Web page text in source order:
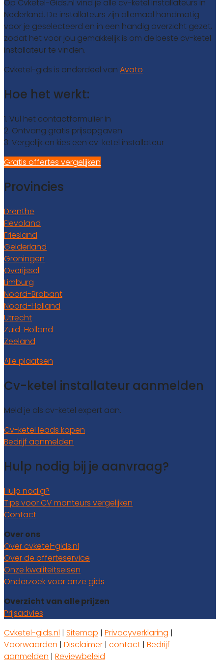
Op Cvketel-Gids.nl vind je alle cv-ketel installateurs in
Nederland. De installateurs zijn allemaal handmatig
voor je geselecteerd en in een handig overzicht gezet,
zodat het voor jou gemakkelijk is om de beste cv-ketel
installateur te vinden.
Cvketel-gids is onderdeel van Avato
Hoe het werkt:
1. Vul het contactformulier in
2. Ontvang gratis prijsopgaven
3. Vergelijk en kies een cv-ketel installateur
Gratis offertes vergelijken
Provincies
Drenthe
Flevoland
Friesland
Gelderland
Groningen
Overijssel
Limburg
Noord-Brabant
Noord-Holland
Utrecht
Zuid-Holland
Zeeland
Alle plaatsen
Cv-ketel installateur aanmelden
Meld je als cv-ketel expert aan.
Cv-ketel leads kopen
Bedrijf aanmelden
Hulp nodig bij je aanvraag?
Hulp nodig?
Tips voor CV monteurs vergelijken
Contact
Over ons
Over cvketel-gids.nl
Over de offerteservice
Onze kwaliteitseisen
Onderzoek voor onze gids
Overzicht van alle prijzen
Prijsadvies
Cvketel-gids.nl | Sitemap | Privacyverklaring |
Voorwaarden | Disclaimer | contact | Bedrijf
aanmelden | Reviewbeleid